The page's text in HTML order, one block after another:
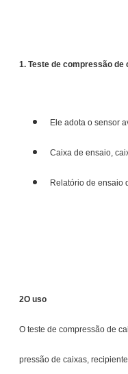
1. Teste de compressão de
Ele adota o sensor
Caixa de ensaio,
Relatório de ensaio
2O uso
O teste de compressão de
pressão de caixas,